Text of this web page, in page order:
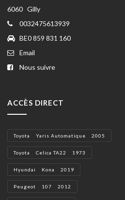
6060 Gilly
0032475613939
BE0 859 831 160
Email
Nous suivre
ACCÈS DIRECT
Toyota Yaris Automatique 2005
Toyota Celica TA22 1973
Hyundai Kona 2019
Peugeot 107 2012